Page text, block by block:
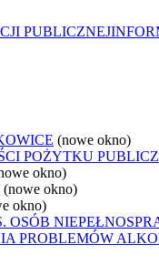
PUBLICZNEJ
(nowe okno)
POŻYTKU
okno)
(nowe okno)
okno)
OSÓB
PROBLEMÓW